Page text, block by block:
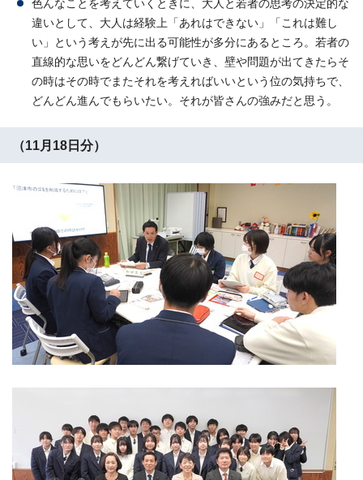
色んなことを考えていくときに、大人と若者の思考の決定的な
違いとして、大人は経験上「あれはできない」「これは難し
い」という考えが先に出る可能性が多分にあるところ。若者の
直線的な思いをどんどん繋げていき、壁や問題が出てきたらそ
の時はその時でまたそれを考えればいいという位の気持ちで、
どんどん進んでもらいたい。それが皆さんの強みだと思う。
（11月18日分）